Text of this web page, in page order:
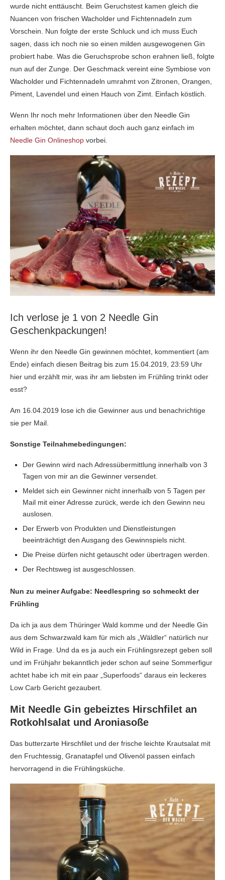
wurde nicht enttäuscht. Beim Geruchstest kamen gleich die
Nuancen von frischen Wacholder und Fichtennadeln zum
Vorschein. Nun folgte der erste Schluck und ich muss Euch
sagen, dass ich noch nie so einen milden ausgewogenen Gin
probiert habe. Was die Geruchsprobe schon erahnen ließ, folgte
nun auf der Zunge. Der Geschmack vereint eine Symbiose von
Wacholder und Fichtennadeln umrahmt von Zitronen, Orangen,
Piment, Lavendel und einen Hauch von Zimt. Einfach köstlich.
Wenn Ihr noch mehr Informationen über den Needle Gin
erhalten möchtet, dann schaut doch auch ganz einfach im
Needle Gin Onlineshop vorbei.
Ich verlose je 1 von 2 Needle Gin
Geschenkpackungen!
Wenn ihr den Needle Gin gewinnen möchtet, kommentiert (am
Ende) einfach diesen Beitrag bis zum 15.04.2019, 23:59 Uhr
hier und erzählt mir, was ihr am liebsten im Frühling trinkt oder
esst?
Am 16.04.2019 lose ich die Gewinner aus und benachrichtige
sie per Mail.
Sonstige Teilnahmebedingungen:
Der Gewinn wird nach Adressübermittlung innerhalb von 3
Tagen von mir an die Gewinner versendet.
Meldet sich ein Gewinner nicht innerhalb von 5 Tagen per
Mail mit einer Adresse zurück, werde ich den Gewinn neu
auslosen.
Der Erwerb von Produkten und Dienstleistungen
beeinträchtigt den Ausgang des Gewinnspiels nicht.
Die Preise dürfen nicht getauscht oder übertragen werden.
Der Rechtsweg ist ausgeschlossen.
Nun zu meiner Aufgabe: Needlespring so schmeckt der
Frühling
Da ich ja aus dem Thüringer Wald komme und der Needle Gin
aus dem Schwarzwald kam für mich als „Wäldler“ natürlich nur
Wild in Frage. Und da es ja auch ein Frühlingsrezept geben soll
und im Frühjahr bekanntlich jeder schon auf seine Sommerfigur
achtet habe ich mit ein paar „Superfoods“ daraus ein leckeres
Low Carb Gericht gezaubert.
Mit Needle Gin gebeiztes Hirschfilet an
Rotkohlsalat und Aroniasoße
Das butterzarte Hirschfilet und der frische leichte Krautsalat mit
den Fruchtessig, Granatapfel und Olivenöl passen einfach
hervorragend in die Frühlingsküche.